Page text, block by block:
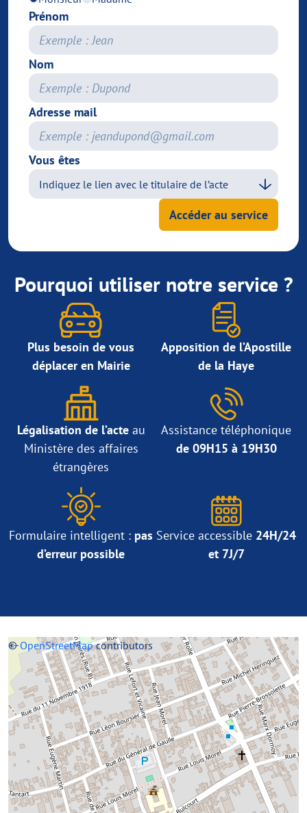
Prénom
Nom
Adresse mail
Vous êtes
Accéder au service
Pourquoi utiliser notre service ?
Plus besoin de vous
déplacer en Mairie
Apposition de l’Apostille
de la Haye
Légalisation de l’acteau
Ministère des affaires
étrangères
Assistance téléphonique
de 09H15 à 19H30
Formulaire intelligent : pas
d’erreur possible
Service accessible 24H/24
et 7J/7
+−
©OpenStreetMapcontributors